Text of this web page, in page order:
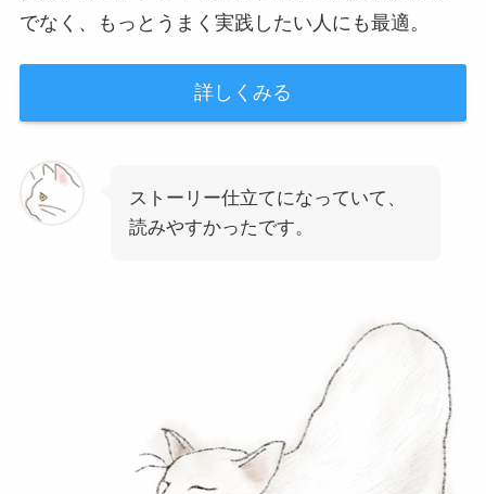
でなく、もっとうまく実践したい人にも最適。
詳しくみる
ストーリー仕立てになっていて、
読みやすかったです。